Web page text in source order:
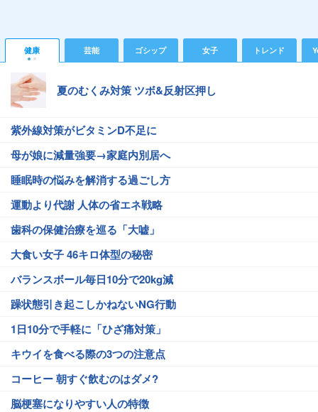
健康 芸能 ゴシップ 女子 トレンド
夏のむくみ対策 ツボ&反射区押し
紫外線対策がビタミンD不足に
母が娘に減量強要→家庭内別居へ
睡眠時の悩みを解消する過ごし方
運動より代謝 人体の省エネ戦略
歯科の保健治療を巡る「大嘘」
大食い女子 46キロ体型の秘密
バランスボール毎日10分で20kg減
躁状態引き起こしかねないNG行動
1日10分で手軽に「ひざ痛対策」
キウイを食べる際の3つの注意点
コーヒー 朝すぐ飲むのはダメ?
脳梗塞になりやすい人の特徴